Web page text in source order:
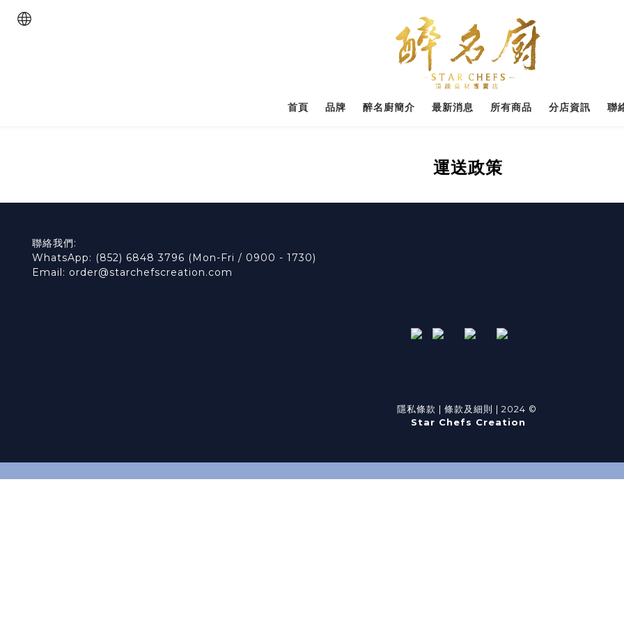
首頁 品牌 醉名廚簡介 最新消息 所有商品 分店資訊 聯
運送政策
聯絡我們:
WhatsApp: (852) 6848 3796 (Mon-Fri / 0900 - 1730)
Email: order@starchefscreation.com
隱私條款 | 條款及細則 | 2024 ©
Star Chefs Creation